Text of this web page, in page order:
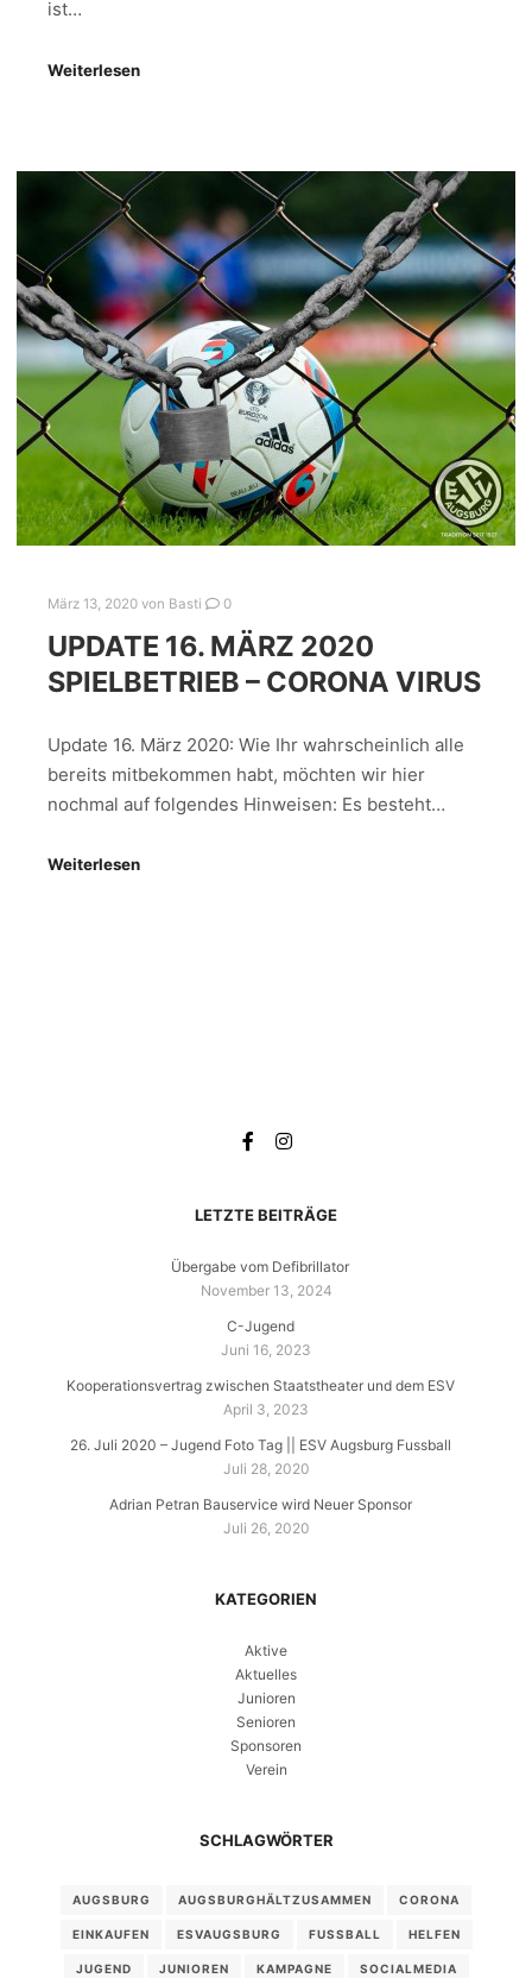
ist…
Weiterlesen
März 13, 2020 von Basti 0
UPDATE 16. MÄRZ 2020
SPIELBETRIEB – CORONA VIRUS
Update 16. März 2020: Wie Ihr wahrscheinlich alle
bereits mitbekommen habt, möchten wir hier
nochmal auf folgendes Hinweisen: Es besteht…
Weiterlesen
LETZTE BEITRÄGE
Übergabe vom Defibrillator
November 13, 2024
C-Jugend
Juni 16, 2023
Kooperationsvertrag zwischen Staatstheater und dem ESV
April 3, 2023
26. Juli 2020 – Jugend Foto Tag || ESV Augsburg Fussball
Juli 28, 2020
Adrian Petran Bauservice wird Neuer Sponsor
Juli 26, 2020
KATEGORIEN
Aktive
Aktuelles
Junioren
Senioren
Sponsoren
Verein
SCHLAGWÖRTER
AUGSBURG AUGSBURGHÄLTZUSAMMEN CORONA
EINKAUFEN ESVAUGSBURG FUSSBALL HELFEN
JUGEND JUNIOREN KAMPAGNE SOCIALMEDIA